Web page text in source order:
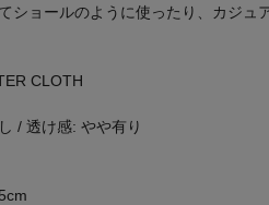
ショールのように使ったり、カジュ
CLOTH
/ 透け感: やや有り